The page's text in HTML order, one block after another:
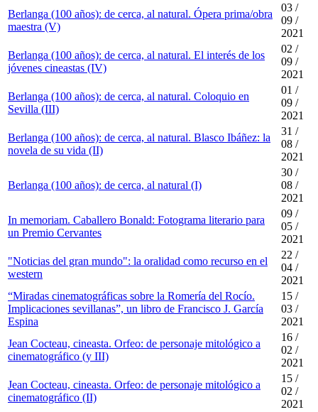
Berlanga (100 años): de cerca, al natural. Ópera prima/obra
maestra (V)
03 /
09 /
2021
Berlanga (100 años): de cerca, al natural. El interés de los
jóvenes cineastas (IV)
02 /
09 /
2021
Berlanga (100 años): de cerca, al natural. Coloquio en
Sevilla (III)
01 /
09 /
2021
Berlanga (100 años): de cerca, al natural. Blasco Ibáñez: la
novela de su vida (II)
31 /
08 /
2021
Berlanga (100 años): de cerca, al natural (I)
30 /
08 /
2021
In memoriam. Caballero Bonald: Fotograma literario para
un Premio Cervantes
09 /
05 /
2021
"Noticias del gran mundo": la oralidad como recurso en el
western
22 /
04 /
2021
“Miradas cinematográficas sobre la Romería del Rocío.
Implicaciones sevillanas”, un libro de Francisco J. García
Espina
15 /
03 /
2021
Jean Cocteau, cineasta. Orfeo: de personaje mitológico a
cinematográfico (y III)
16 /
02 /
2021
Jean Cocteau, cineasta. Orfeo: de personaje mitológico a
cinematográfico (II)
15 /
02 /
2021